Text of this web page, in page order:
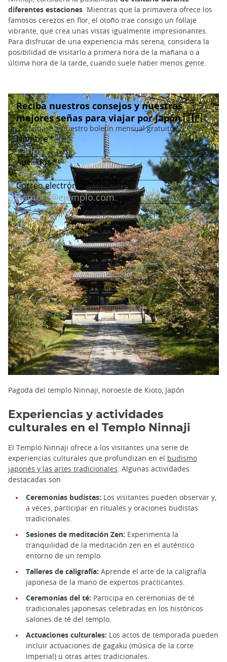
diferentes estaciones. Mientras que la primavera ofrece los
famosos cerezos en flor, el otoño trae consigo un follaje
vibrante, que crea unas vistas igualmente impresionantes.
Para disfrutar de una experiencia más serena, considera la
posibilidad de visitarlo a primera hora de la mañana o a
última hora de la tarde, cuando suele haber menos gente.
Pagoda del templo Ninnaji, noroeste de Kioto, Japón
Experiencias y actividades
culturales en el Templo Ninnaji
El Templo Ninnaji ofrece a los visitantes una serie de
experiencias culturales que profundizan en el budismo
japonés y las artes tradicionales. Algunas actividades
destacadas son
Ceremonias budistas: Los visitantes pueden observar y,
a veces, participar en rituales y oraciones budistas
tradicionales.
Sesiones de meditación Zen: Experimenta la
tranquilidad de la meditación zen en el auténtico
entorno de un templo.
Talleres de caligrafía: Aprende el arte de la caligrafía
japonesa de la mano de expertos practicantes.
Ceremonias del té: Participa en ceremonias de té
tradicionales japonesas celebradas en los históricos
salones de té del templo.
Actuaciones culturales: Los actos de temporada pueden
incluir actuaciones de gagaku (música de la corte
imperial) u otras artes tradicionales.